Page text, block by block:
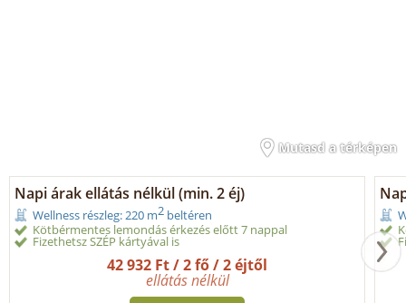
Mutasd a térképen
Napi árak ellátás nélkül (min. 2 éj)
Wellness részleg: 220 m2 beltéren
Kötbérmentes lemondás érkezés előtt 7 nappal
Fizethetsz SZÉP kártyával is
42 932 Ft / 2 fő / 2 éjtől
ellátás nélkül